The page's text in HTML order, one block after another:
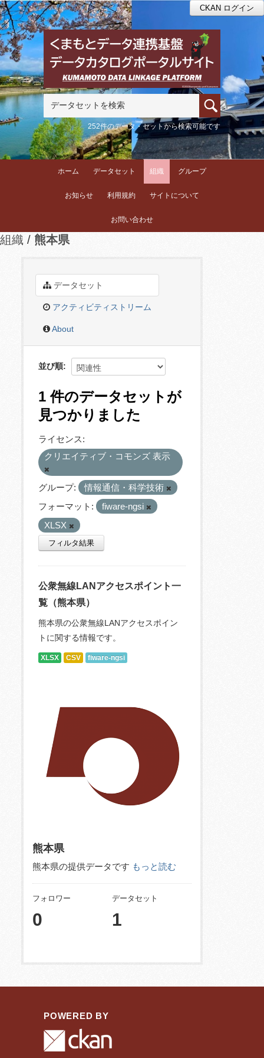
CKAN ログイン
252件のデータ・セットから検索可能です
ホーム データセット 組織 グループ
お知らせ 利用規約 サイトについて
お問い合わせ
組織 熊本県
データセット
アクティビティストリーム
About
並び順
1 件のデータセットが
見つかりました
ライセンス:
クリエイティブ・コモンズ 表示
グループ:
情報通信・科学技術
フォーマット:
fiware-ngsi
XLSX
フィルタ結果
公衆無線LANアクセスポイント一
覧（熊本県）
熊本県の公衆無線LANアクセスポイン
トに関する情報です。
XLSX CSV fiware-ngsi
熊本県
熊本県の提供データです もっと読む
フォロワー
0
データセット
1
POWERED BY